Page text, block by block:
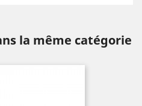
la même catégorie